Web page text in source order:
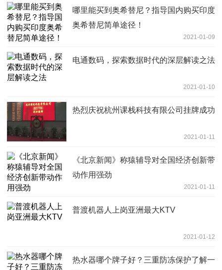
哪里能买到奥希替尼？指导国内购买印度
奥希替尼简单途径！
2021-01-09
电通数码，探索数据时代的深层解读之法
2021-01-10
热烈庆祝杭州课栈科技有限公司挂牌成功
2021-01-11
《北京新闻》称猿辅导对全国经济创新带
动作用强劲
2021-01-11
普渡机器人上岗亚洲最大KTV
2021-01-12
热水器哪个牌子好？三重防冻保护了解一